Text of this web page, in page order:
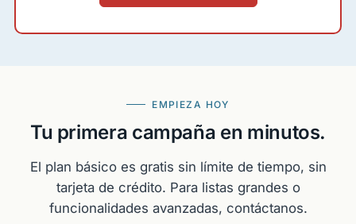
EMPIEZA HOY
Tu primera campaña en minutos.
El plan básico es gratis sin límite de tiempo, sin
tarjeta de crédito. Para listas grandes o
funcionalidades avanzadas, contáctanos.